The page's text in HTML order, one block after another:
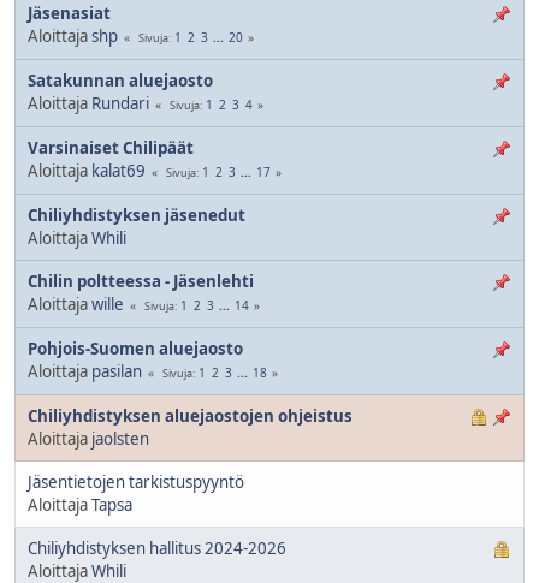
Jäsenasiat
Aloittajashp Sivuja 1 2 3 ... 20
Satakunnan aluejaosto
Aloittaja Rundari Sivuja 1 2 3 4
Varsinaiset Chilipäät
Aloittaja kalat69 Sivuja 1 2 3 ... 17
Chiliyhdistyksen jäsenedut
AloittajaWhili
Chilin poltteessa - Jäsenlehti
Aloittajawille Sivuja 1 2 3 ... 14
Pohjois-Suomen aluejaosto
Aloittaja pasilan Sivuja 1 2 3 ... 18
Chiliyhdistyksen aluejaostojen ohjeistus
Aloittaja jaolsten
Jäsentietojen tarkistuspyyntö
AloittajaTapsa
Chiliyhdistyksen hallitus 2024-2026
AloittajaWhili